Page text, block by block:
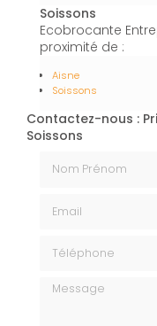
Soissons
Ecobrocante
proximité de :
Aisne
Soissons
Contactez-nous :
Soissons
Message